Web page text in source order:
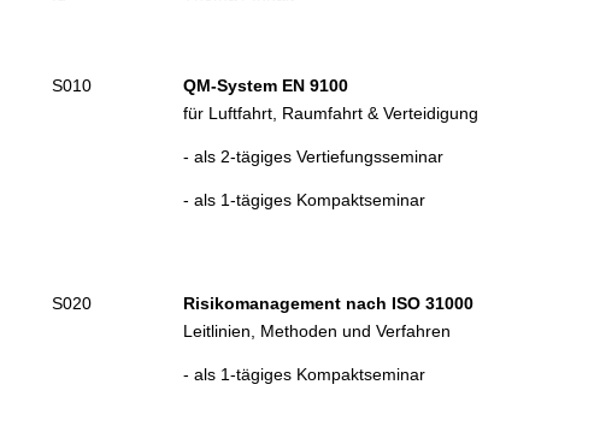
S010
QM-System EN 9100
für Luftfahrt, Raumfahrt & Verteidigung
- als 2-tägiges Vertiefungsseminar
- als 1-tägiges Kompaktseminar
S020
Risikomanagement nach ISO 31000
Leitlinien, Methoden und Verfahren
- als 1-tägiges Kompaktseminar